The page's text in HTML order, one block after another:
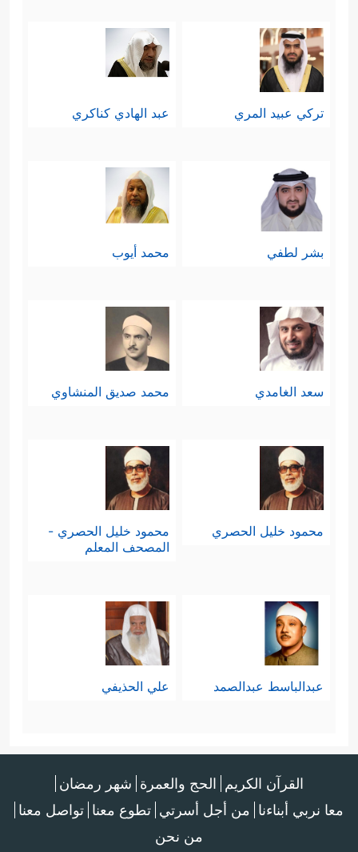
تركي عبيد المري عبد الهادي كناكري
بشر لطفي محمد أيوب
سعد الغامدي محمد صديق المنشاوي
محمود خليل الحصري
محمود خليل الحصري -
المصحف المعلم
عبدالباسط عبدالصمد علي الحذيفي
القرآن الكريم الحج والعمرة شهر رمضان
معا نربي أبناءنا من أجل أسرتي تطوع معنا تواصل معنا
من نحن